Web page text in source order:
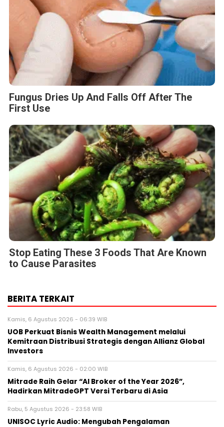
Fungus Dries Up And Falls Off After The
First Use
Stop Eating These 3 Foods That Are Known
to Cause Parasites
BERITA TERKAIT
Kamis, 6 Agustus 2026 - 06:39 WIB
UOB Perkuat Bisnis Wealth Management melalui
Kemitraan Distribusi Strategis dengan Allianz Global
Investors
Kamis, 6 Agustus 2026 - 02:00 WIB
Mitrade Raih Gelar “AI Broker of the Year 2026”,
Hadirkan MitradeGPT Versi Terbaru di Asia
Rabu, 5 Agustus 2026 - 23:58 WIB
UNISOC Lyric Audio: Mengubah Pengalaman